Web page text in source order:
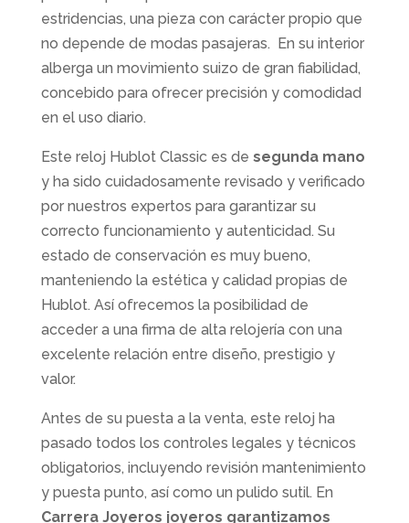
estridencias, una pieza con carácter propio que
no depende de modas pasajeras. En su interior
alberga un movimiento suizo de gran fiabilidad,
concebido para ofrecer precisión y comodidad
en el uso diario.
Este reloj Hublot Classic es de segunda mano
y ha sido cuidadosamente revisado y verificado
por nuestros expertos para garantizar su
correcto funcionamiento y autenticidad. Su
estado de conservación es muy bueno,
manteniendo la estética y calidad propias de
Hublot. Así ofrecemos la posibilidad de
acceder a una firma de alta relojería con una
excelente relación entre diseño, prestigio y
valor.
Antes de su puesta a la venta, este reloj ha
pasado todos los controles legales y técnicos
obligatorios, incluyendo revisión mantenimiento
y puesta punto, así como un pulido sutil. En
Carrera Joyeros joyeros garantizamos